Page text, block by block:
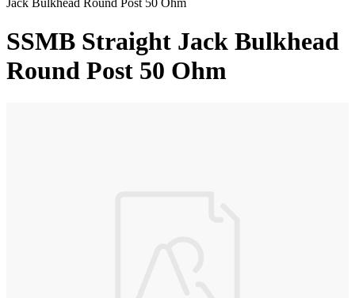
SSMB Straight Jack Bulkhead
Round Post 50 Ohm